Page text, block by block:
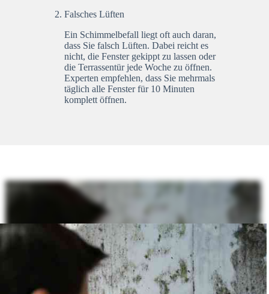
Falsches Lüften
Ein Schimmelbefall liegt oft auch daran,
dass Sie falsch Lüften. Dabei reicht es
nicht, die Fenster gekippt zu lassen oder
die Terrassentür jede Woche zu öffnen.
Experten empfehlen, dass Sie mehrmals
täglich alle Fenster für 10 Minuten
komplett öffnen.